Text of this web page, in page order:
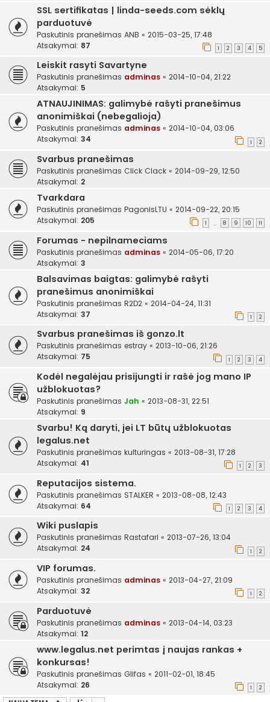
SSL sertifikatas | linda-seeds.com sėklų
parduotuvė
Paskutinis pranešimas ANB « 2015-03-25, 17:48
Atsakymai: 87 1 2 3 4 5
Leiskit rasyti Savartyne
Paskutinis pranešimas adminas « 2014-10-04, 21:22
Atsakymai: 5
ATNAUJINIMAS: galimybė rašyti pranešimus
anonimiškai (nebegalioja)
Paskutinis pranešimas adminas « 2014-10-04, 03:06
Atsakymai: 34 1 2
Svarbus pranešimas
Paskutinis pranešimas Click Clack « 2014-09-29, 12:50
Atsakymai: 2
Tvarkdara
Paskutinis pranešimas PagonisLTU « 2014-09-22, 20:15
Atsakymai: 205 1 … 8 9 10 11
Forumas - nepilnameciams
Paskutinis pranešimas adminas « 2014-05-06, 17:20
Atsakymai: 3
Balsavimas baigtas: galimybė rašyti
pranešimus anonimiškai
Paskutinis pranešimas R2D2 « 2014-04-24, 11:31
Atsakymai: 37 1 2
Svarbus pranešimas iš gonzo.lt
Paskutinis pranešimas estray « 2013-10-06, 21:26
Atsakymai: 75 1 2 3 4
Kodėl negalėjau prisijungti ir rašė jog mano IP
užblokuotas?
Paskutinis pranešimas Jah « 2013-08-31, 22:51
Atsakymai: 9
Svarbu! Ką daryti, jei LT būtų užblokuotas
legalus.net
Paskutinis pranešimas kulturingas « 2013-08-31, 17:28
Atsakymai: 41 1 2 3
Reputacijos sistema.
Paskutinis pranešimas STALKER « 2013-08-08, 12:43
Atsakymai: 64 1 2 3 4
Wiki puslapis
Paskutinis pranešimas Rastafari « 2013-07-26, 13:04
Atsakymai: 24 1 2
VIP forumas.
Paskutinis pranešimas adminas « 2013-04-27, 21:09
Atsakymai: 32 1 2
Parduotuvė
Paskutinis pranešimas adminas « 2013-04-14, 03:23
Atsakymai: 12
www.legalus.net perimtas į naujas rankas +
konkursas!
Paskutinis pranešimas Glifas « 2011-02-01, 18:45
Atsakymai: 26 1 2